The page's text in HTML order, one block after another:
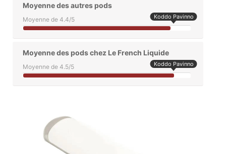
Moyenne des autres pods
Moyenne de 4.4/5 Koddo Pavinno
Moyenne des pods chez Le French Liquide
Moyenne de 4.5/5 Koddo Pavinno